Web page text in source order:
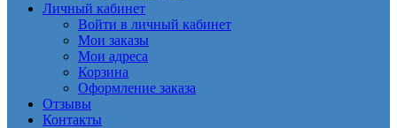
Личный кабинет
Войти в личный кабинет
Мои заказы
Мои адреса
Корзина
Оформление заказа
Отзывы
Контакты